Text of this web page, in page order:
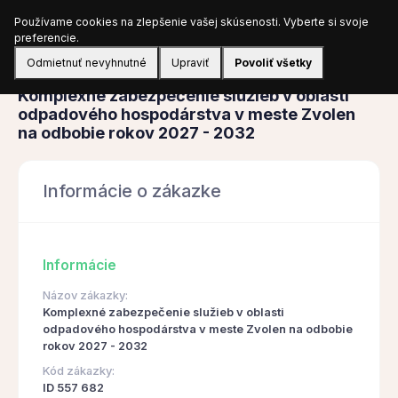
Prihlásiť sa
Obstarávanie
Komplexné zabezpečenie služieb v oblasti
odpadového hospodárstva v meste Zvolen
na odbobie rokov 2027 - 2032
Informácie o zákazke
Informácie
Názov zákazky:
Komplexné zabezpečenie služieb v oblasti
odpadového hospodárstva v meste Zvolen na odbobie
rokov 2027 - 2032
Kód zákazky:
ID 557 682
Používame cookies na zlepšenie vašej skúsenosti. Vyberte si svoje
preferencie.
Odmietnuť nevyhnutné
Upraviť Povoliť všetky